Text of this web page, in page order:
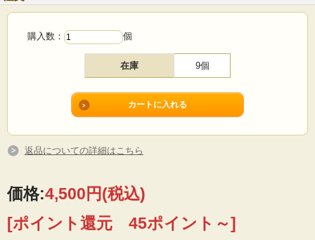
お気に入りに追加
購入数： 個
在庫 9個
返品についての詳細はこちら
価格:4,500円(税込)
[ポイント還元 45ポイント～]